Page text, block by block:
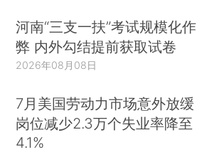
河南“三支一扶”考试规模化作
弊 内外勾结提前获取试卷
2026年08月08日
7月美国劳动力市场意外放缓
岗位减少2.3万个失业率降至
4.1%